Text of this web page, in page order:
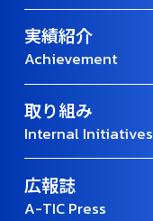
実績紹介
Achievement
取り組み
Internal Initiatives
広報誌
A-TIC Press